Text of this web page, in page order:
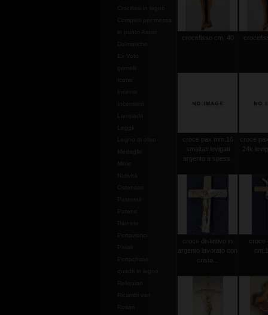
Crocifissi in legno
Completi per messa
in punto Assisi
Dalmatiche
Ex Voto
gemelli
Leggii
Legno di olivo
Medaglie
Mitrie
Natività
Ostensori
Pastorali
Patene
Pianete
Portaviatici
Piviali
Portachiavi
quadri in legno
Reliquiari
Ricambi vari
Rosari
crocefisso cm. 40
croce pax mm.16
smaltati levigati
argento a spess.
croce
24k
croce distintivo in
argento lavorato con
cristo...
croce